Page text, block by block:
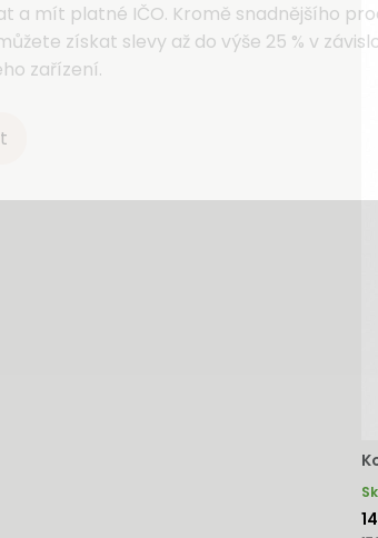
a mít platné IČO. Kromě snadnějšího
získat slevy až do výše 25 % v
zařízení.